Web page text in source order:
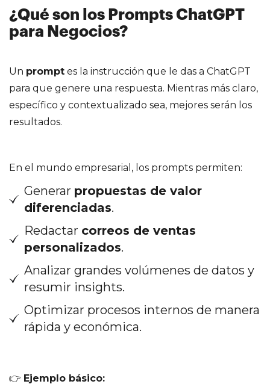
¿Qué son los Prompts ChatGPT
para Negocios?
Un prompt es la instrucción que le das a ChatGPT
para que genere una respuesta. Mientras más claro,
específico y contextualizado sea, mejores serán los
resultados.
En el mundo empresarial, los prompts permiten:
Generar propuestas de valor
diferenciadas.
Redactar correos de ventas
personalizados.
Analizar grandes volúmenes de datos y
resumir insights.
Optimizar procesos internos de manera
rápida y económica.
👉 Ejemplo básico: